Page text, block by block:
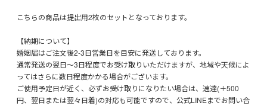
こちらの商品は提出用2枚のセットとなっております。
【納期について】
婚姻届はご注文後2-3日営業日を目安に発送しております。
通常発送の翌日～3日程度でお受け取りいただけますが、地域や天候によ
ってはさらに数日程度かかる場合がございます。
ご使用予定日が近く、必ずお受け取りになりたい場合は、速達(＋500
円、翌日または翌々日着)の対応も可能ですので、公式LINEまでお問い合